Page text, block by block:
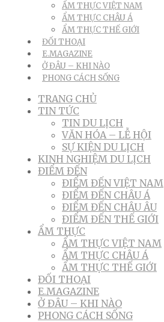
ẨM THỰC VIỆT NAM
ẨM THỰC CHÂU Á
ẨM THỰC THẾ GIỚI
ĐỐI THOẠI
E.MAGAZINE
Ở ĐÂU – KHI NÀO
PHONG CÁCH SỐNG
TRANG CHỦ
TIN TỨC
TIN DU LỊCH
VĂN HÓA – LỄ HỘI
SỰ KIỆN DU LỊCH
KINH NGHIỆM DU LỊCH
ĐIỂM ĐẾN
ĐIỂM ĐẾN VIỆT NAM
ĐIỂM ĐẾN CHÂU Á
ĐIỂM ĐẾN CHÂU ÂU
ĐIỂM ĐẾN THẾ GIỚI
ẨM THỰC
ẨM THỰC VIỆT NAM
ẨM THỰC CHÂU Á
ẨM THỰC THẾ GIỚI
ĐỐI THOẠI
E.MAGAZINE
Ở ĐÂU – KHI NÀO
PHONG CÁCH SỐNG